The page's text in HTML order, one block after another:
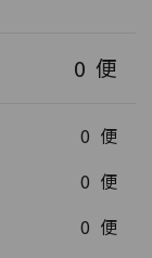
0 便
0 便
0 便
0 便